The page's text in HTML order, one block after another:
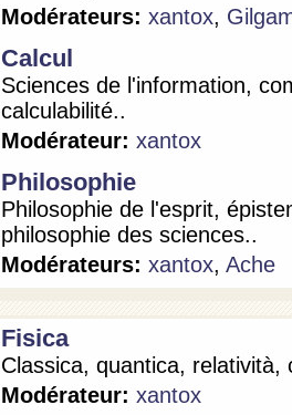
Modérateurs: xantox,
Calcul
Sciences de l'information,
calculabilité..
Modérateur: xantox
Philosophie
Philosophie de l'esprit,
philosophie des sciences..
Modérateurs: xantox, Ache
Fisica
Classica, quantica, relatività,
Modérateur: xantox